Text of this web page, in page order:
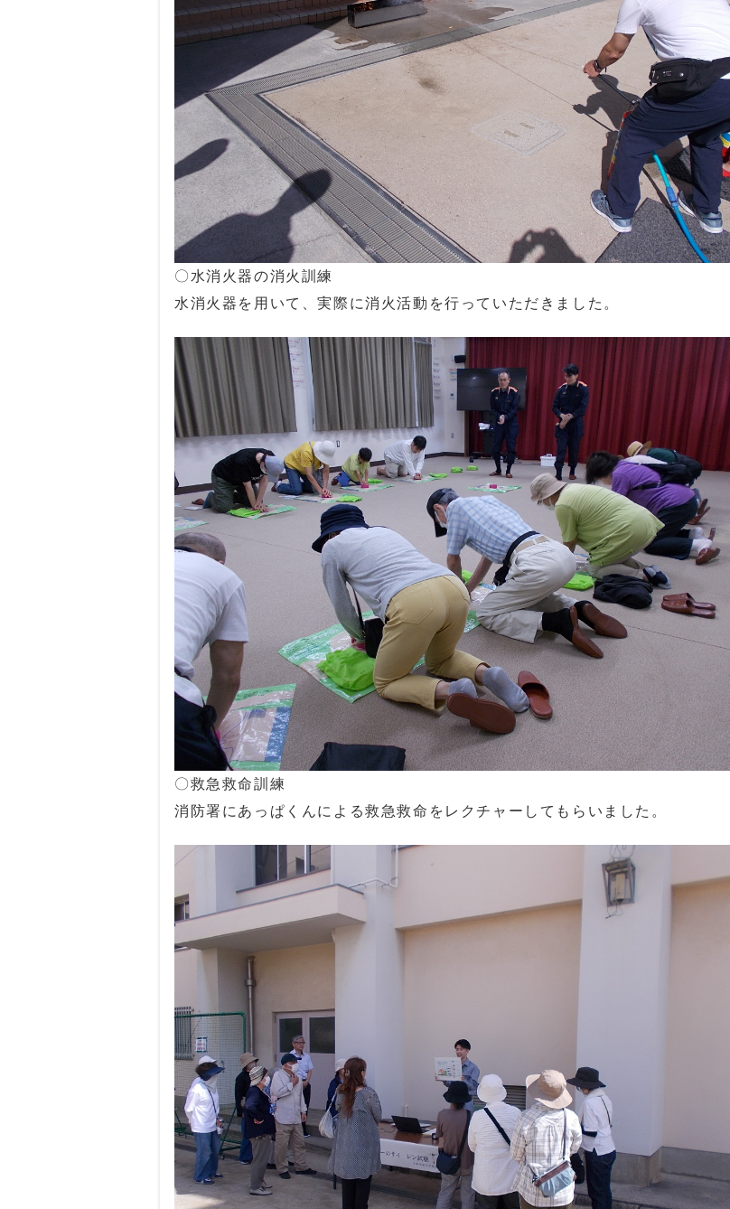
〇水消火器の消火訓練
水消火器を用いて、実際に消火活動を行っていただきました。
〇救急救命訓練
消防署にあっぱくんによる救急救命をレクチャーしてもらいました。